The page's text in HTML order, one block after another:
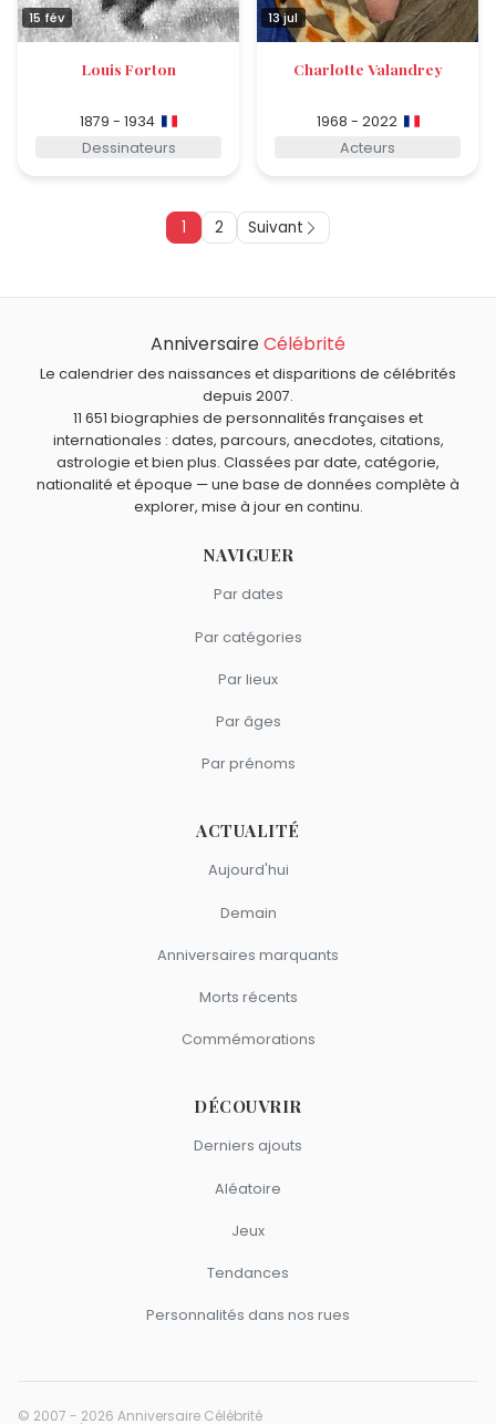
15 fév
Louis Forton
1879 - 1934
Dessinateurs
13 jul
Charlotte Valandrey
1968 - 2022
Acteurs
1 2 Suivant
AnniversaireCélébrité
Le calendrier des naissances et disparitions de célébrités
depuis 2007.
11 651 biographies de personnalités françaises et
internationales : dates, parcours, anecdotes, citations,
astrologie et bien plus. Classées par date, catégorie,
nationalité et époque — une base de données complète à
explorer, mise à jour en continu.
NAVIGUER
Par dates
Par catégories
Par lieux
Par âges
Par prénoms
ACTUALITÉ
Aujourd'hui
Demain
Anniversaires marquants
Morts récents
Commémorations
DÉCOUVRIR
Derniers ajouts
Aléatoire
Jeux
Tendances
Personnalités dans nos rues
© 2007 - 2026 Anniversaire Célébrité